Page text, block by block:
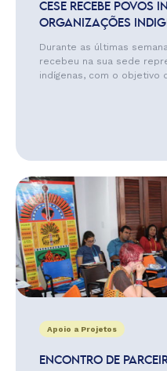
CESE RECEBE POVOS
ORGANIZAÇÕES
Durante as últimas
recebeu na sua sede
indígenas, com o objetivo
Apoio a Projetos
ENCONTRO DE